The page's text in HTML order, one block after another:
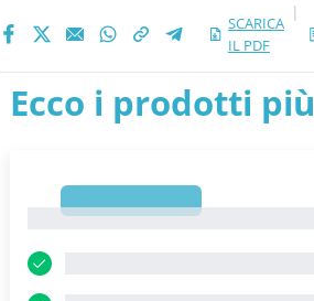
SCARICA
IL PDF
|
Ecco i prodotti